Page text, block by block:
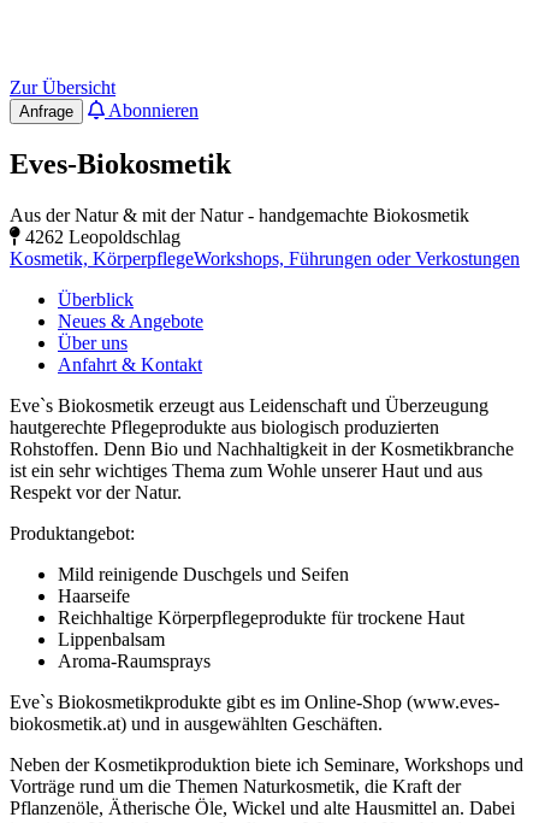
Zur Übersicht
Anfrage Abonnieren
Eves-Biokosmetik
Aus der Natur & mit der Natur - handgemachte Biokosmetik
4262 Leopoldschlag
Kosmetik, KörperpflegeWorkshops, Führungen oder Verkostungen
Überblick
Neues & Angebote
Über uns
Anfahrt & Kontakt
Eve`s Biokosmetik erzeugt aus Leidenschaft und Überzeugung
hautgerechte Pflegeprodukte aus biologisch produzierten
Rohstoffen. Denn Bio und Nachhaltigkeit in der Kosmetikbranche
ist ein sehr wichtiges Thema zum Wohle unserer Haut und aus
Respekt vor der Natur.
Produktangebot:
Mild reinigende Duschgels und Seifen
Haarseife
Reichhaltige Körperpflegeprodukte für trockene Haut
Lippenbalsam
Aroma-Raumsprays
Eve`s Biokosmetikprodukte gibt es im Online-Shop (www.eves-
biokosmetik.at) und in ausgewählten Geschäften.
Neben der Kosmetikproduktion biete ich Seminare, Workshops und
Vorträge rund um die Themen Naturkosmetik, die Kraft der
Pflanzenöle, Ätherische Öle, Wickel und alte Hausmittel an. Dabei